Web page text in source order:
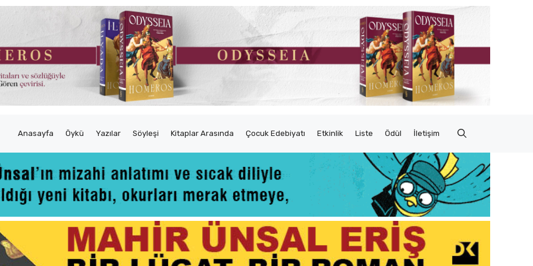
Anasayfa Öykü Yazılar Söyleşi Kitaplar Arasında Çocuk Edebiyatı Etkinlik Liste Ödül İletişim